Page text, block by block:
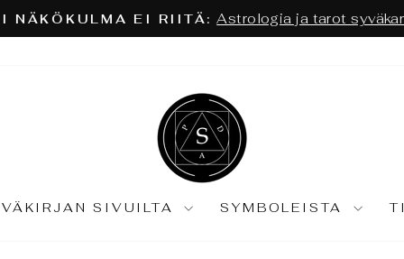
Keskeytä
EI RIITÄ: Astrologia ja tarot
SIVUILTA SYMBOLEISTA